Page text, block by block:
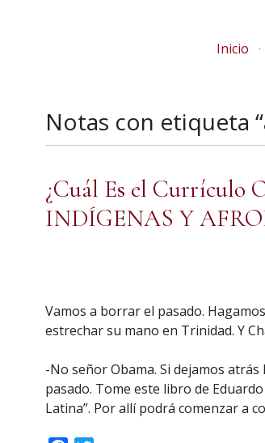
Inicio
Notas con etiqueta
¿Cuál Es el Currículo
INDÍGENAS Y
Vamos a borrar el pasado.
estrechar su mano en Trinidad. Y
-No señor Obama. Si dejamos
pasado. Tome este libro de
Latina”. Por allí podrá comenzar a